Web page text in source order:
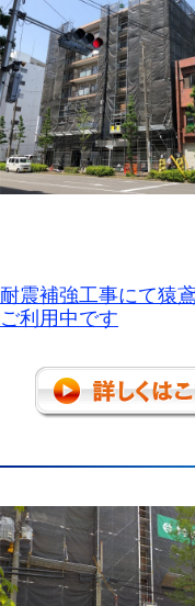
耐震補強工事にて猿
ご利用中です